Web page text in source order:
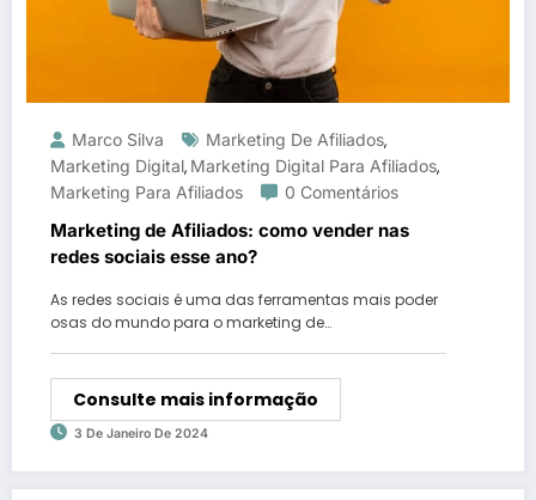
Marco Silva Marketing De Afiliados,
Marketing Digital, Marketing Digital Para Afiliados,
Marketing Para Afiliados
0 Comentários
Marketing de Afiliados: como vender nas
redes sociais esse ano?
As redes sociais é uma das ferramentas mais poder
osas do mundo para o marketing de…
Consulte mais informação
3 De Janeiro De 2024